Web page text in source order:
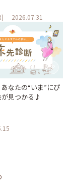
2026.07.31
あなたの“いま”にぴ
が見つかる♪